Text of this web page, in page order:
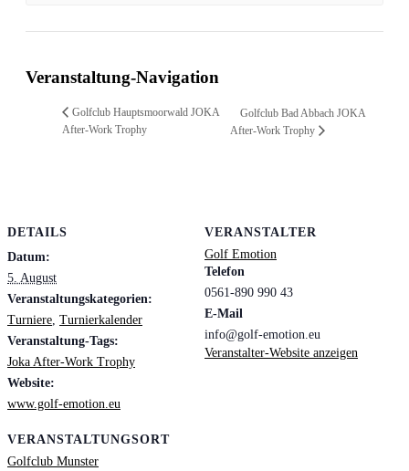
Veranstaltung-Navigation
Golfclub Hauptsmoorwald JOKA
After-Work Trophy
Golfclub Bad Abbach JOKA
After-Work Trophy
DETAILS
Datum:
5. August
Veranstaltungskategorien:
Turniere, Turnierkalender
Veranstaltung-Tags:
Joka After-Work Trophy
Website:
www.golf-emotion.eu
VERANSTALTUNGSORT
Golfclub Munster
VERANSTALTER
Golf Emotion
Telefon
0561-890 990 43
E-Mail
info@golf-emotion.eu
Veranstalter-Website anzeigen